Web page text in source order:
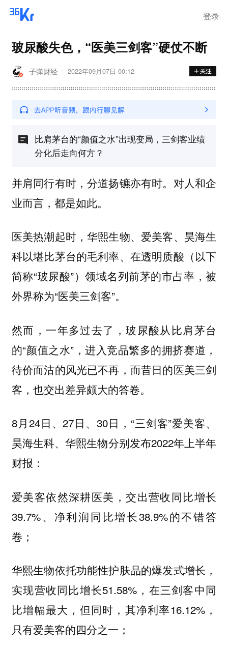
登录
玻尿酸失色，“医美三剑客”硬仗不断
子弹财经 2022年09月07日 00:12
比肩茅台的“颜值之水”出现变局，三剑客业绩
分化后走向何方？
并肩同行有时，分道扬镳亦有时。对人和企
业而言，都是如此。
医美热潮起时，华熙生物、爱美客、昊海生
科以堪比茅台的毛利率、在透明质酸（以下
简称“玻尿酸”）领域名列前茅的市占率，被
外界称为“医美三剑客”。
然而，一年多过去了，玻尿酸从比肩茅台
的“颜值之水”，进入竞品繁多的拥挤赛道，
待价而沽的风光已不再，而昔日的医美三剑
客，也交出差异颇大的答卷。
8月24日、27日、30日，“三剑客”爱美客、
昊海生科、华熙生物分别发布2022年上半年
财报：
爱美客依然深耕医美，交出营收同比增长
39.7%、净利润同比增长38.9%的不错答
卷；
华熙生物依托功能性护肤品的爆发式增长，
实现营收同比增长51.58%，在三剑客中同
比增幅最大，但同时，其净利率16.12%，
只有爱美客的四分之一；